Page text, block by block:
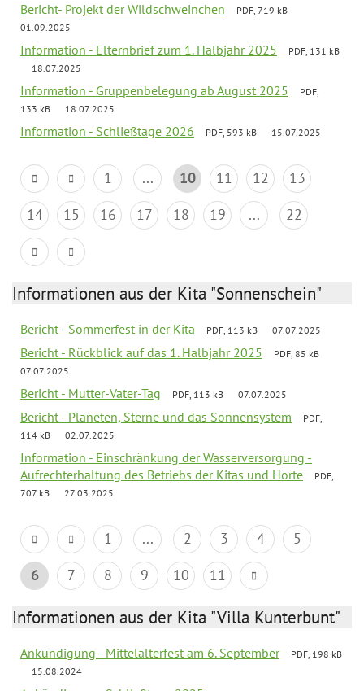
Bericht- Projekt der Wildschweinchen
PDF, 719 kB
01.09.2025
Information - Elternbrief zum 1. Halbjahr 2025
PDF, 131 kB
18.07.2025
Information - Gruppenbelegung ab August 2025
PDF,
133 kB
18.07.2025
Information - Schließtage 2026 PDF, 593 kB 15.07.2025
1 ... 10 11 12
13
14
15 16 17 18 19 ... 22
Informationen aus der Kita "Sonnenschein"
Bericht - Sommerfest in der Kita PDF, 113 kB 07.07.2025
Bericht - Rückblick auf das 1. Halbjahr 2025
PDF, 85 kB
07.07.2025
Bericht - Mutter-Vater-Tag PDF, 113 kB 07.07.2025
Bericht - Planeten, Sterne und das Sonnensystem
PDF,
114 kB
02.07.2025
Information - Einschränkung der Wasserversorgung -
Aufrechterhaltung des Betriebs der Kitas und Horte
PDF,
707 kB
27.03.2025
1 ... 2 3 4
5
6
7 8 9 10 11
Informationen aus der Kita "Villa Kunterbunt"
Ankündigung - Mittelalterfest am 6. September
PDF, 198 kB
15.08.2024